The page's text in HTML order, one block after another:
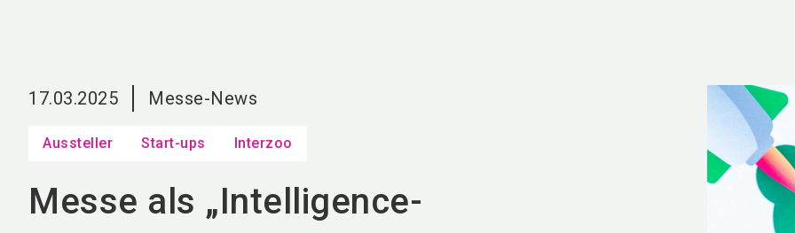
17.03.2025 Messe-News
Aussteller Start-ups Interzoo
Messe als „Intelligence-